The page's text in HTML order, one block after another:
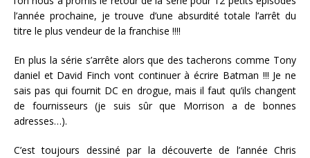
l’année prochaine, je trouve d’une absurdité totale l’arrêt du
titre le plus vendeur de la franchise !!!!
En plus la série s’arrête alors que des tacherons comme Tony
daniel et David Finch vont continuer à écrire Batman !!! Je ne
sais pas qui fournit DC en drogue, mais il faut qu’ils changent
de fournisseurs (je suis sûr que Morrison a de bonnes
adresses…).
C’est toujours dessiné par la découverte de l’année Chris